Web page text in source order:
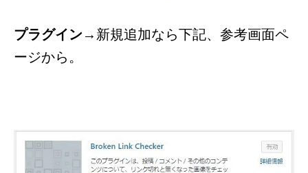
プラグイン →新規追加なら下記、参考画面ペ
ージから。